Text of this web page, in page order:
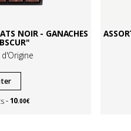
NOIR - GANACHES
10.00€